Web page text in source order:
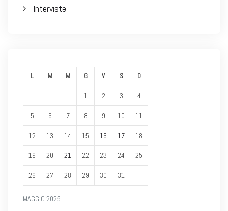
Interviste
MAGGIO 2025
L M M G V S D
1 2 3 4
5 6 7 8 9 10 11
12 13 14 15 16 17 18
19 20 21 22 23 24 25
26 27 28 29 30 31